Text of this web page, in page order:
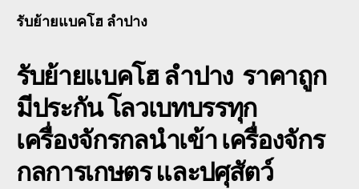
รับย้ายแบคโฮ ลำปาง
รับย้ายแบคโฮ ลำปาง ราคาถูก
มีประกัน โลวเบทบรรทุก
เครื่องจักรกลนำเข้า เครื่องจักร
กลการเกษตร และปศุสัตว์